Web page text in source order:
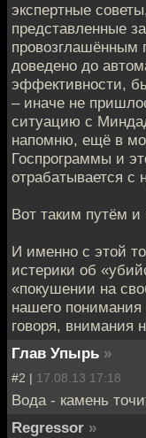
экспертные
представленные
провозглашённым
доведено до
эффективности,
– иначе не
ситуацию с
напомню, ещё в
Госпрограммы и
отрабатывается с
Вот таким путём и
И именно с этой
истерики об
«покушении на
нашего
говоря, внимания
Глав Упырь »
#2 | 17.08.13 17:18
Вода - камень
Regressor »